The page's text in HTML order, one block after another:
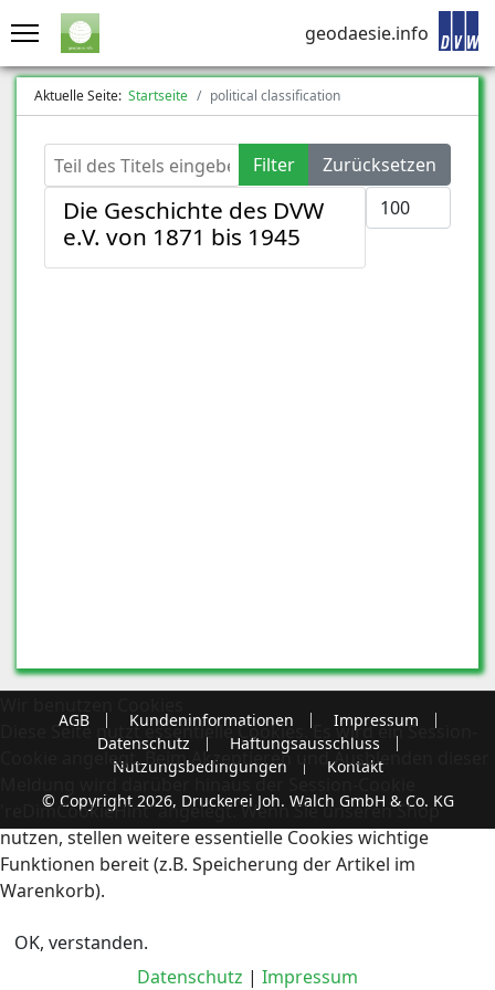
geodaesie.info
Aktuelle Seite: Startseite political classification
Teil des Titels eingeben Filter
Zurücksetzen
Anzeige #
Die Geschichte des DVW
e.V. von 1871 bis 1945
AGB Kundeninformationen
Impressum
Datenschutz
Haftungsausschluss
Nutzungsbedingungen
Kontakt
© Copyright 2026, Druckerei Joh. Walch GmbH & Co. KG
Diese Seite nutzt essentielle Cookies. Es wird ein Session-
Cookie angelegt. Beim Akzeptieren und Ausblenden dieser
Meldung wird darüber hinaus der Session-Cookie
'reDimCookieHint' angelegt. Wenn Sie unseren Shop
nutzen, stellen weitere essentielle Cookies wichtige
Funktionen bereit (z.B. Speicherung der Artikel im
Warenkorb).
OK, verstanden.
Datenschutz | Impressum